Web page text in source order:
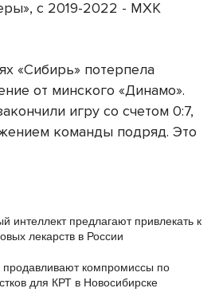
с 2019-2022 - МХК
«Сибирь» потерпела
от минского «Динамо».
игру со счетом 0:7,
команды подряд. Это
интеллект предлагают привлекать к
лекарств в России
компромиссы по
для КРТ в Новосибирске